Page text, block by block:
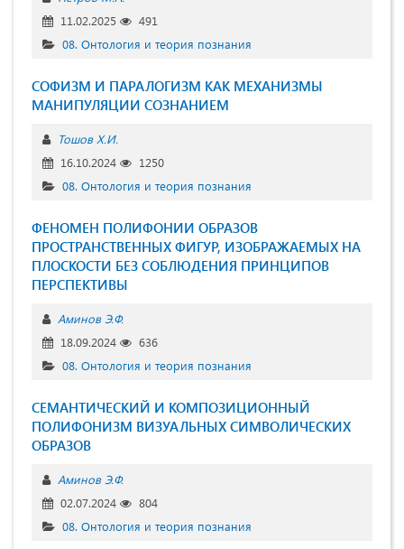
11.02.2025
491
08. Онтология и теория познания
СОФИЗМ И ПАРАЛОГИЗМ КАК МЕХАНИЗМЫ
МАНИПУЛЯЦИИ СОЗНАНИЕМ
Тошов Х.И.
16.10.2024
1250
08. Онтология и теория познания
ФЕНОМЕН ПОЛИФОНИИ ОБРАЗОВ
ПРОСТРАНСТВЕННЫХ ФИГУР, ИЗОБРАЖАЕМЫХ НА
ПЛОСКОСТИ БЕЗ СОБЛЮДЕНИЯ ПРИНЦИПОВ
ПЕРСПЕКТИВЫ
Аминов Э.Ф.
18.09.2024
636
08. Онтология и теория познания
СЕМАНТИЧЕСКИЙ И КОМПОЗИЦИОННЫЙ
ПОЛИФОНИЗМ ВИЗУАЛЬНЫХ СИМВОЛИЧЕСКИХ
ОБРАЗОВ
Аминов Э.Ф.
02.07.2024
804
08. Онтология и теория познания